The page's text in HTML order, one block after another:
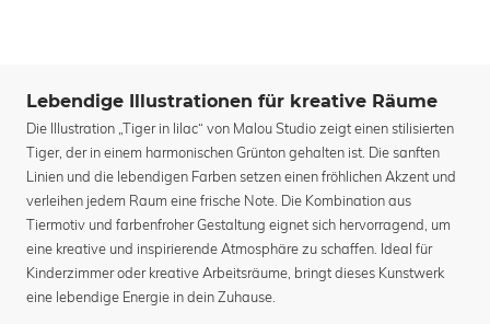
Lebendige Illustrationen für kreative Räume
Die Illustration „Tiger in lilac“ von Malou Studio zeigt einen stilisierten
Tiger, der in einem harmonischen Grünton gehalten ist. Die sanften
Linien und die lebendigen Farben setzen einen fröhlichen Akzent und
verleihen jedem Raum eine frische Note. Die Kombination aus
Tiermotiv und farbenfroher Gestaltung eignet sich hervorragend, um
eine kreative und inspirierende Atmosphäre zu schaffen. Ideal für
Kinderzimmer oder kreative Arbeitsräume, bringt dieses Kunstwerk
eine lebendige Energie in dein Zuhause.